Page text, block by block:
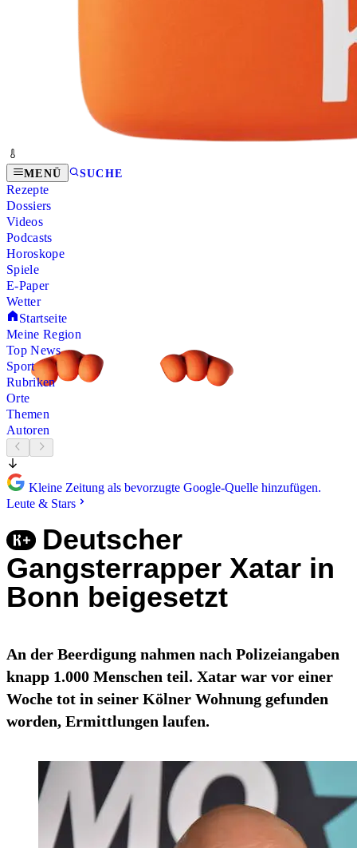
MENÜ SUCHE
Rezepte
Dossiers
Videos
Podcasts
Horoskope
Spiele
E-Paper
Wetter
Startseite
Meine Region
Top News
Sport
Rubriken
Orte
Themen
Autoren
Kleine Zeitung als bevorzugte Google-Quelle hinzufügen.
Leute & Stars
Deutscher
Gangsterrapper Xatar in
Bonn beigesetzt
An der Beerdigung nahmen nach Polizeiangaben
knapp 1.000 Menschen teil. Xatar war vor einer
Woche tot in seiner Kölner Wohnung gefunden
worden, Ermittlungen laufen.